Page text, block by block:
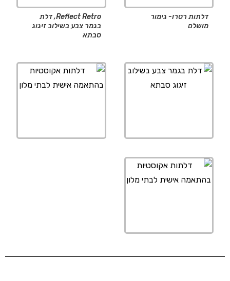
דלתות רטרו- גימור
מושלם
Reflect Retro, דלת
בגמר צבע בשילוב זיגוג
סבתא